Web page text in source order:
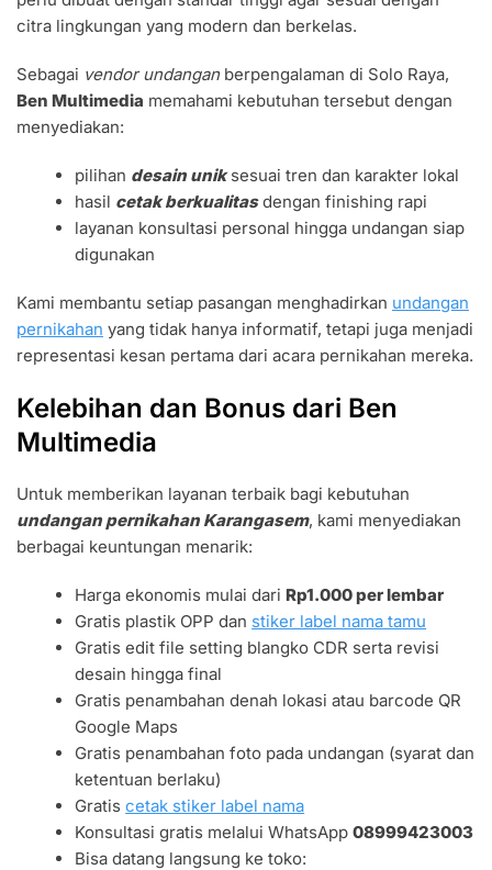
citra lingkungan yang modern dan berkelas.
Sebagai vendor undangan berpengalaman di Solo Raya,
Ben Multimedia memahami kebutuhan tersebut dengan
menyediakan:
pilihan desain uniksesuai tren dan karakter lokal
hasil cetak berkualitasdengan finishing rapi
layanan konsultasi personal hingga undangan siap
digunakan
Kami membantu setiap pasangan menghadirkan undangan
pernikahan yang tidak hanya informatif, tetapi juga menjadi
representasi kesan pertama dari acara pernikahan mereka.
Kelebihan dan Bonus dari Ben
Multimedia
Untuk memberikan layanan terbaik bagi kebutuhan
undangan pernikahan Karangasem, kami menyediakan
berbagai keuntungan menarik:
Harga ekonomis mulai dariRp1.000 per lembar
Gratis plastik OPP dan stiker label nama tamu
Gratis edit file setting blangko CDR serta revisi
desain hingga final
Gratis penambahan denah lokasi atau barcode QR
Google Maps
Gratis penambahan foto pada undangan (syarat dan
ketentuan berlaku)
Gratiscetak stiker label nama
Konsultasi gratis melalui WhatsApp08999423003
Bisa datang langsung ke toko: